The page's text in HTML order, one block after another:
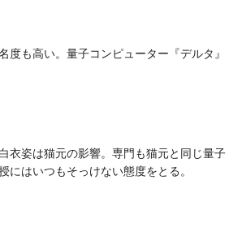
も高い。量子コンピューター『デルタ』
衣姿は猫元の影響。専門も猫元と同じ量子
はいつもそっけない態度をとる。